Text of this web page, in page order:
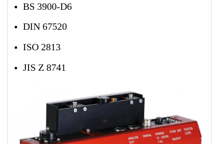
BS 3900-D6
DIN 67520
ISO 2813
JIS Z 8741